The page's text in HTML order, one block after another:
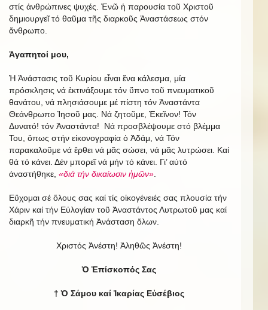
στίς ἀνθρώπινες ψυχές. Ἐνῶ ἡ παρουσία τοῦ Χριστοῦ
δημιουργεῖ τό θαῦμα τῆς διαρκοῦς Ἀναστάσεως στόν
ἄνθρωπο.
Ἀγαπητοί μου,
Ἡ Ἀνάστασις τοῦ Κυρίου εἶναι ἕνα κάλεσμα, μία
πρόσκλησις νά ἐκτινάξουμε τόν ὕπνο τοῦ πνευματικοῦ
θανάτου, νά πλησιάσουμε μέ πίστη τόν Ἀναστάντα
Θεάνθρωπο Ἰησοῦ μας. Νά ζητοῦμε, Ἐκεῖνον! Τόν
Δυνατό! τόν Ἀναστάντα! Νά προσβλέψουμε στό βλέμμα
Του, ὅπως στήν εἰκονογραφία ὁ Ἀδάμ, νά Τόν
παρακαλοῦμε νά ἔρθει νά μᾶς σώσει, νά μᾶς λυτρώσει. Καί
θά τό κάνει. Δέν μπορεῖ νά μήν τό κάνει. Γι’ αὐτό
ἀναστήθηκε, «διά τήν δικαίωσιν ἡμῶν»
Εὔχομαι σέ ὅλους σας καί τίς οἰκογένειές σας πλουσία τήν
Χάριν καί τήν Εὐλογίαν τοῦ Ἀναστάντος Λυτρωτοῦ μας καί
διαρκῆ τήν πνευματική Ἀνάσταση ὅλων.
Χριστός Ἀνέστη! Ἀληθῶς Ἀνέστη!
Ὁ Ἐπίσκοπός Σας
† Ὁ Σάμου καί Ἰκαρίας Εὐσέβιος